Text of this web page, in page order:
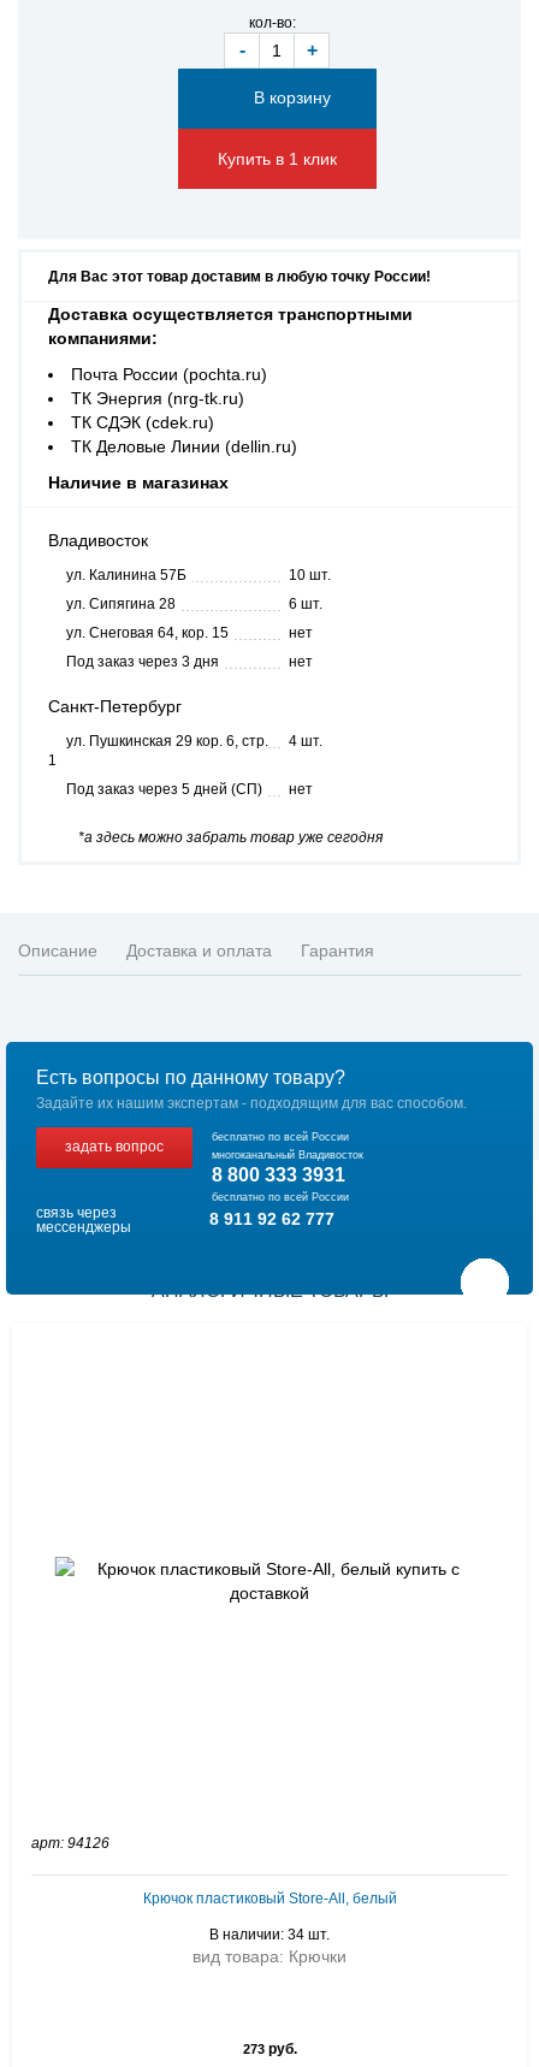
кол-во:
- +
Купить в 1 клик
Для Вас этот товар доставим в любую точку России!
Доставка осуществляется транспортными
компаниями:
Почта России (pochta.ru)
ТК Энергия (nrg-tk.ru)
ТК СДЭК (cdek.ru)
ТК Деловые Линии (dellin.ru)
Наличие в магазинах
Владивосток
ул. Калинина 57Б
10 шт.
ул. Сипягина 28
6 шт.
ул. Снеговая 64, кор. 15
нет
Под заказ через 3 дня
нет
Санкт-Петербург
ул. Пушкинская 29 кор. 6, стр.
1
4 шт.
Под заказ через 5 дней (СП) нет
*а здесь можно забрать товар уже сегодня
Описание Доставка и оплата Гарантия
Есть вопросы по данному товару?
Задайте их нашим экспертам - подходящим для вас способом.
задать вопрос
бесплатно по всей России
многоканальный Владивосток
8 800 333 3931
бесплатно по всей России
связь через
мессенджеры
8 911 92 62 777
АНАЛОГИЧНЫЕ ТОВАРЫ
арт: 94126
Крючок пластиковый Store-All, белый
В наличии: 34 шт.
вид товара: Крючки
273руб.